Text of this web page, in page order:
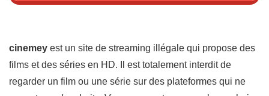
cinemey est un site de streaming illégale qui propose des
films et des séries en HD. Il est totalement interdit de
regarder un film ou une série sur des plateformes qui ne